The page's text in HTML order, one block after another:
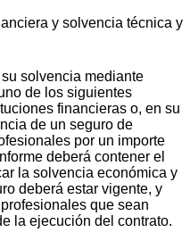
y solvencia técnica y
solvencia mediante
de los siguientes
financieras o, en su
de un seguro de
por un importe
deberá contener el
la solvencia económica y
deberá estar vigente, y
que sean
la ejecución del contrato.